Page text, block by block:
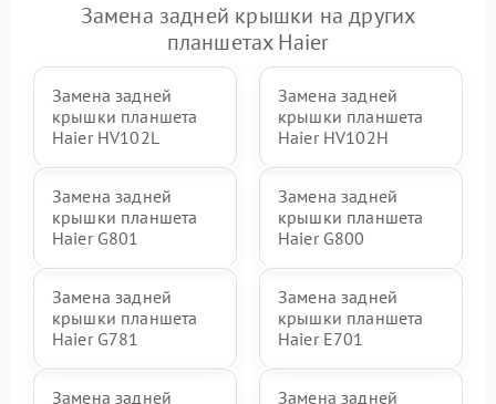
Замена задней крышки на других
планшетах Haier
Замена задней
крышки планшета
Haier HV102L
Замена задней
крышки планшета
Haier HV102H
Замена задней
крышки планшета
Haier G801
Замена задней
крышки планшета
Haier G800
Замена задней
крышки планшета
Haier G781
Замена задней
крышки планшета
Haier E701
Замена задней
Замена задней